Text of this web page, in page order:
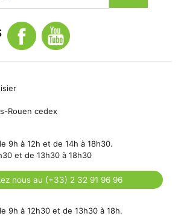
Rouen cedex
9h à 12h et de 14h à 18h30.
et de 13h30 à 18h30
nous au (+33) 2 32 91 96 96
9h à 12h30 et de 13h30 à 18h.